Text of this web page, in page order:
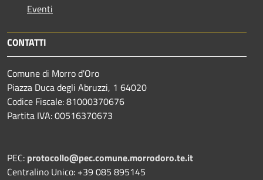
Eventi
CONTATTI
Comune di Morro d'Oro
Piazza Duca degli Abruzzi, 1 64020
Codice Fiscale: 81000370676
Partita IVA: 00516370673
PEC: protocollo@pec.comune.morrodoro.te.it
Centralino Unico: +39 085 895145